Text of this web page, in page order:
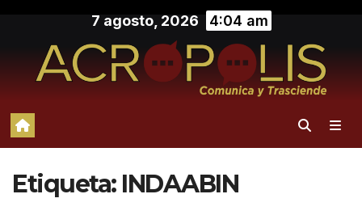
contenido
7 agosto, 2026 4:04 am
Etiqueta: INDAABIN